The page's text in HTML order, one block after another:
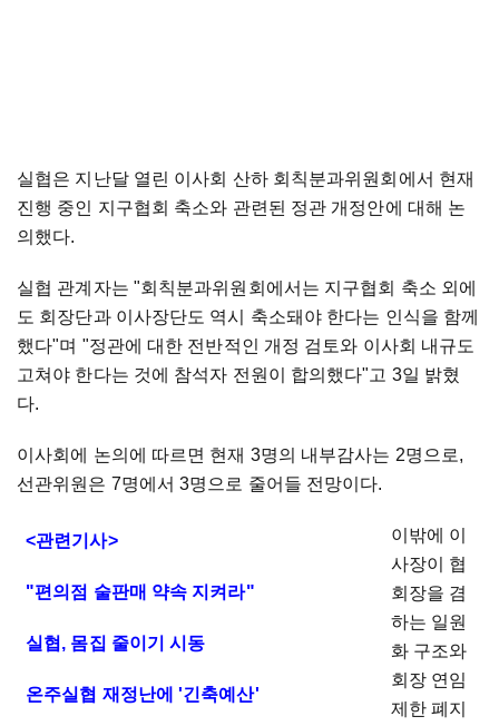
실협은 지난달 열린 이사회 산하 회칙분과위원회에서 현재
진행 중인 지구협회 축소와 관련된 정관 개정안에 대해 논
의했다.
실협 관계자는 "회칙분과위원회에서는 지구협회 축소 외에
도 회장단과 이사장단도 역시 축소돼야 한다는 인식을 함께
했다"며 "정관에 대한 전반적인 개정 검토와 이사회 내규도
고쳐야 한다는 것에 참석자 전원이 합의했다"고 3일 밝혔
다.
이사회에 논의에 따르면 현재 3명의 내부감사는 2명으로,
선관위원은 7명에서 3명으로 줄어들 전망이다.
<관련기사>
"편의점 술판매 약속 지켜라"
실협, 몸집 줄이기 시동
온주실협 재정난에 '긴축예산'
이밖에 이
사장이 협
회장을 겸
하는 일원
화 구조와
회장 연임
제한 폐지